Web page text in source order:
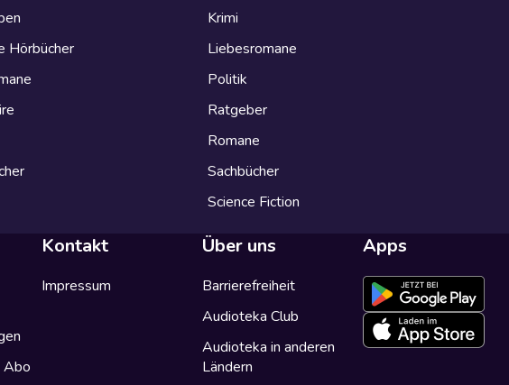
Hörbücher
Krimi
Liebesromane
Politik
Ratgeber
Romane
Sachbücher
Science Fiction
Abo
Kontakt
Impressum
Über uns
Barrierefreiheit
Audioteka Club
Audioteka in anderen
Ländern
Apps